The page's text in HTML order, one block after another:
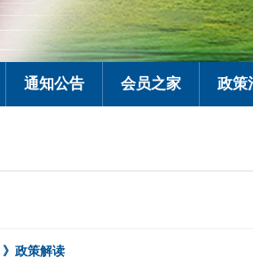
通知公告 会员之家 政策
》政策解读